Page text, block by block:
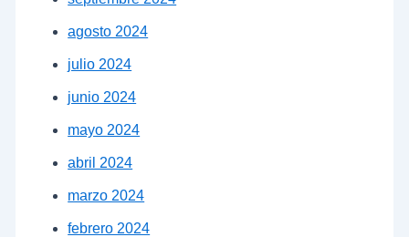
agosto 2024
julio 2024
junio 2024
mayo 2024
abril 2024
marzo 2024
febrero 2024